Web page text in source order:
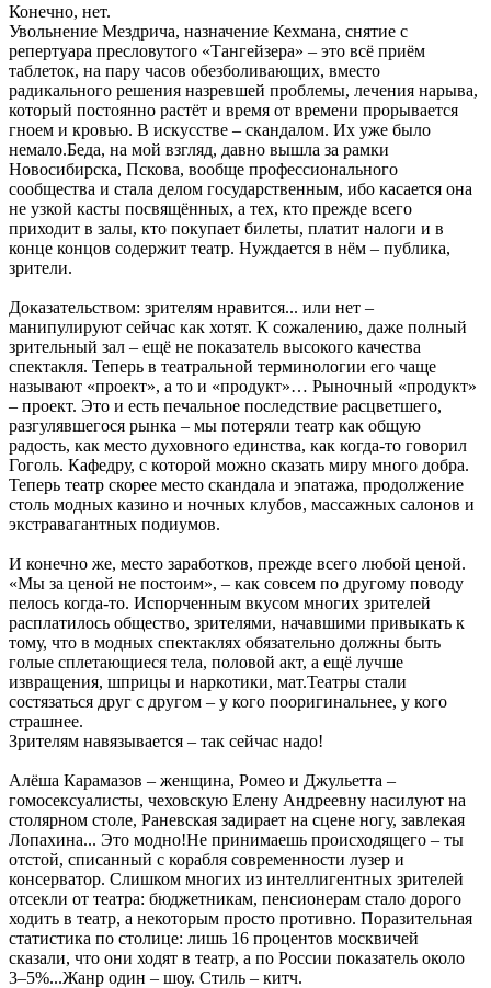
Конечно, нет.
Увольнение Мездрича, назначение Кехмана, снятие с
репертуара пресловутого «Тангейзера» – это всё приём
таблеток, на пару часов обезболивающих, вместо
радикального решения назревшей проблемы, лечения нарыва,
который постоянно растёт и время от времени прорывается
гноем и кровью. В искусстве – скандалом. Их уже было
немало.Беда, на мой взгляд, давно вышла за рамки
Новосибирска, Пскова, вообще профессионального
сообщества и стала делом государственным, ибо касается она
не узкой касты посвящённых, а тех, кто прежде всего
приходит в залы, кто покупает билеты, платит налоги и в
конце концов содержит театр. Нуждается в нём – публика,
зрители.
Доказательством: зрителям нравится... или нет –
манипулируют сейчас как хотят. К сожалению, даже полный
зрительный зал – ещё не показатель высокого качества
спектакля. Теперь в театральной терминологии его чаще
называют «проект», а то и «продукт»… Рыночный «продукт»
– проект. Это и есть печальное последствие расцветшего,
разгулявшегося рынка – мы потеряли театр как общую
радость, как место духовного единства, как когда-то говорил
Гоголь. Кафедру, с которой можно сказать миру много добра.
Теперь театр скорее место скандала и эпатажа, продолжение
столь модных казино и ночных клубов, массажных салонов и
экстравагантных подиумов.
И конечно же, место заработков, прежде всего любой ценой.
«Мы за ценой не постоим», – как совсем по другому поводу
пелось когда-то. Испорченным вкусом многих зрителей
расплатилось общество, зрителями, начавшими привыкать к
тому, что в модных спектаклях обязательно должны быть
голые сплетающиеся тела, половой акт, а ещё лучше
извращения, шприцы и наркотики, мат.Театры стали
состязаться друг с другом – у кого пооригинальнее, у кого
страшнее.
Зрителям навязывается – так сейчас надо!
Алёша Карамазов – женщина, Ромео и Джульетта –
гомосексуалисты, чеховскую Елену Андреевну насилуют на
столярном столе, Раневская задирает на сцене ногу, завлекая
Лопахина... Это модно!Не принимаешь происходящего – ты
отстой, списанный с корабля современности лузер и
консерватор. Слишком многих из интеллигентных зрителей
отсекли от театра: бюджетникам, пенсионерам стало дорого
ходить в театр, а некоторым просто противно. Поразительная
статистика по столице: лишь 16 процентов москвичей
сказали, что они ходят в театр, а по России показатель около
3–5%...Жанр один – шоу. Стиль – китч.